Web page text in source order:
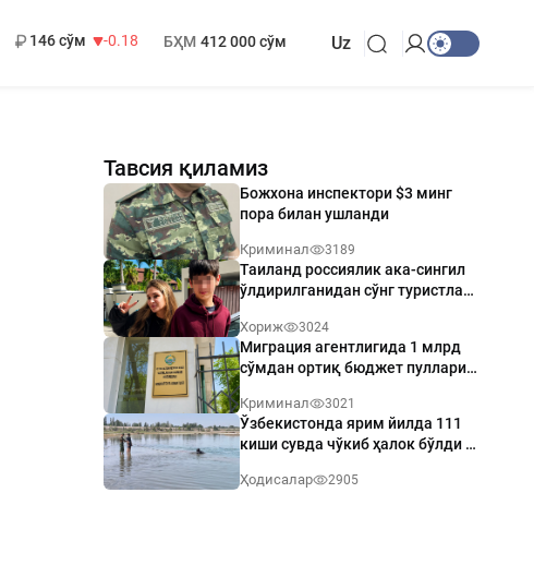
146 сўм
-0.18
БҲМ 412 000 сўм Uz
Тавсия қиламиз
Божхона инспектори $3 минг
пора билан ушланди
Криминал 3189
Таиланд россиялик ака-сингил
ўлдирилганидан сўнг туристлар
Хориж 3024
Миграция агентлигида 1 млрд
сўмдан ортиқ бюджет пуллари
Криминал 3021
Ўзбекистонда ярим йилда 111
киши сувда чўкиб ҳалок бўлди —
Ҳодисалар 2905